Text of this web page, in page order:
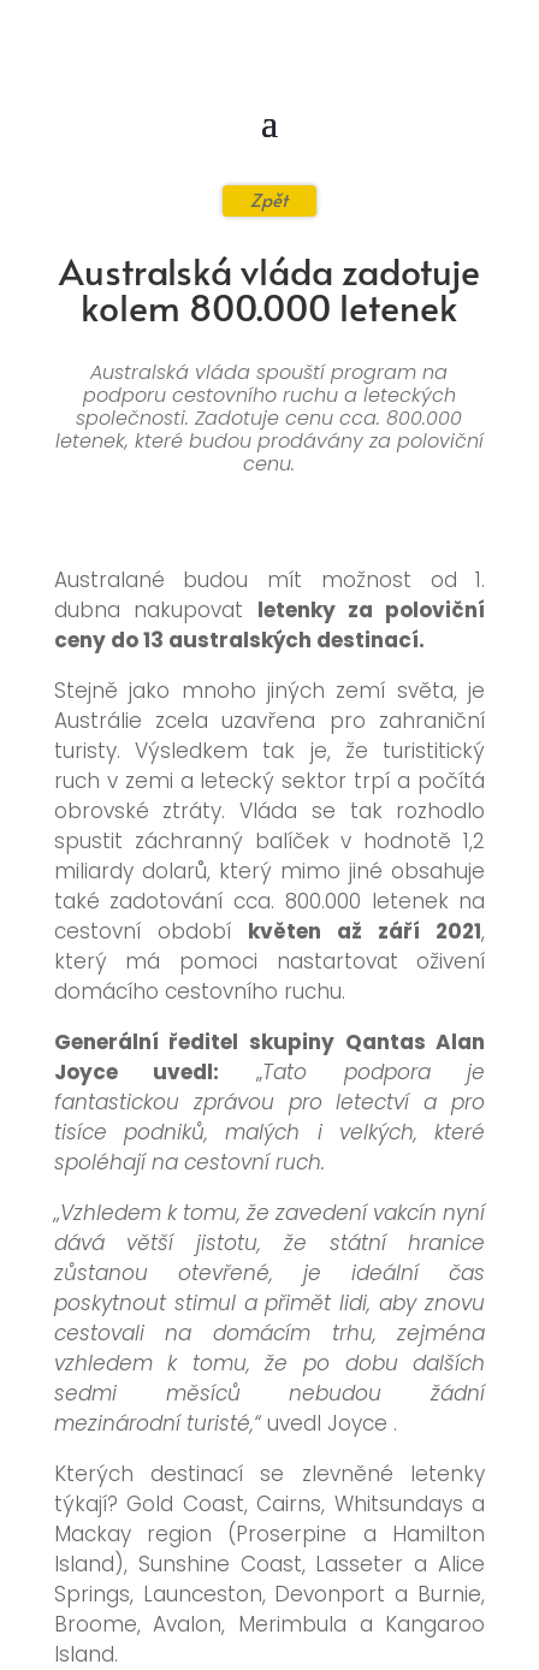
Zpět
Australská vláda zadotuje
kolem 800.000 letenek
Australská vláda spouští program na
podporu cestovního ruchu a leteckých
společnosti. Zadotuje cenu cca. 800.000
letenek, které budou prodávány za poloviční
cenu.
Australané budou mít možnost od 1.
dubna nakupovat letenky za poloviční
ceny do 13 australských destinací.
Stejně jako mnoho jiných zemí světa, je
Austrálie zcela uzavřena pro zahraniční
turisty. Výsledkem tak je, že turistitický
ruch v zemi a letecký sektor trpí a počítá
obrovské ztráty. Vláda se tak rozhodlo
spustit záchranný balíček v hodnotě 1,2
miliardy dolarů, který mimo jiné obsahuje
také zadotování cca. 800.000 letenek na
cestovní období květen až září 2021,
který má pomoci nastartovat oživení
domácího cestovního ruchu.
Generální ředitel skupiny Qantas Alan
Joyce uvedl: „Tato podpora je
fantastickou zprávou pro letectví a pro
tisíce podniků, malých i velkých, které
spoléhají na cestovní ruch.
„Vzhledem k tomu, že zavedení vakcín nyní
dává větší jistotu, že státní hranice
zůstanou otevřené, je ideální čas
poskytnout stimul a přimět lidi, aby znovu
cestovali na domácím trhu, zejména
vzhledem k tomu, že po dobu dalších
sedmi měsíců nebudou žádní
mezinárodní turisté,“uvedl Joyce .
Kterých destinací se zlevněné letenky
týkají?Gold Coast, Cairns, Whitsundays a
Mackay region (Proserpine a Hamilton
Island), Sunshine Coast, Lasseter a Alice
Springs, Launceston, Devonport a Burnie,
Broome, Avalon, Merimbula a Kangaroo
Island.